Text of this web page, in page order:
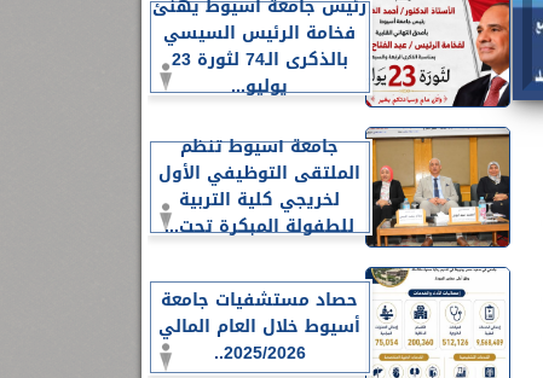
رئيس جامعة أسيوط يهنئ
فخامة الرئيس السيسي
بالذكرى الـ74 لثورة 23
يوليو...
جامعة أسيوط تنظم
الملتقى التوظيفي الأول
لخريجي كلية التربية
للطفولة المبكرة تحت...
حصاد مستشفيات جامعة
أسيوط خلال العام المالي
2025/2026..